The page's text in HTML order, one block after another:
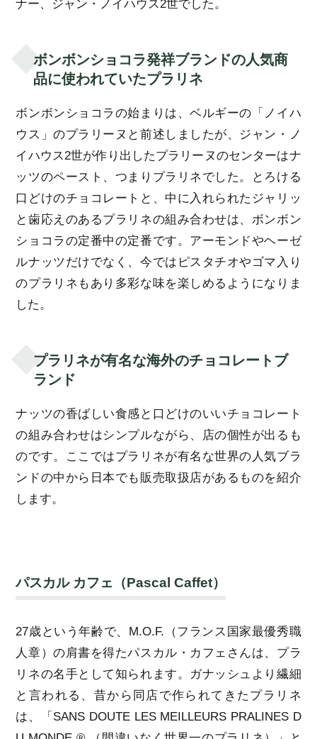
ナー、ジャン・ノイハウス2世でした。
ボンボンショコラ発祥ブランドの人気商
品に使われていたプラリネ
ボンボンショコラの始まりは、ベルギーの「ノイハ
ウス」のプラリーヌと前述しましたが、ジャン・ノ
イハウス2世が作り出したプラリーヌのセンターはナ
ッツのペースト、つまりプラリネでした。とろける
口どけのチョコレートと、中に入れられたジャリッ
と歯応えのあるプラリネの組み合わせは、ボンボン
ショコラの定番中の定番です。アーモンドやヘーゼ
ルナッツだけでなく、今ではピスタチオやゴマ入り
のプラリネもあり多彩な味を楽しめるようになりま
した。
プラリネが有名な海外のチョコレートブ
ランド
ナッツの香ばしい食感と口どけのいいチョコレート
の組み合わせはシンプルながら、店の個性が出るも
のです。ここではプラリネが有名な世界の人気ブラ
ンドの中から日本でも販売取扱店があるものを紹介
します。
パスカル カフェ（Pascal Caffet）
27歳という年齢で、M.O.F.（フランス国家最優秀職
人章）の肩書を得たパスカル・カフェさんは、プラ
リネの名手として知られます。ガナッシュより繊細
と言われる、昔から同店で作られてきたプラリネ
は、「SANS DOUTE LES MEILLEURS PRALINES D